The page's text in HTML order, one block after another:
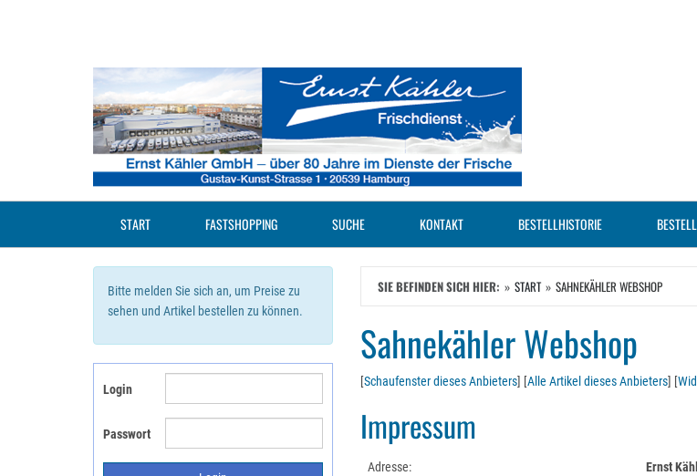
START FASTSHOPPING SUCHE KONTAKT BESTELLHISTORIE
SIE BEFINDEN SICH HIER: START SAHNEKÄHLER WEBSHOP
Sahnekähler Webshop
[Schaufenster dieses Anbieters] [Alle Artikel dieses Anbieters] [
Impressum
Adresse:
Ernst
Bitte melden Sie sich an, um Preise zu
sehen und Artikel bestellen zu können.
Login
Passwort